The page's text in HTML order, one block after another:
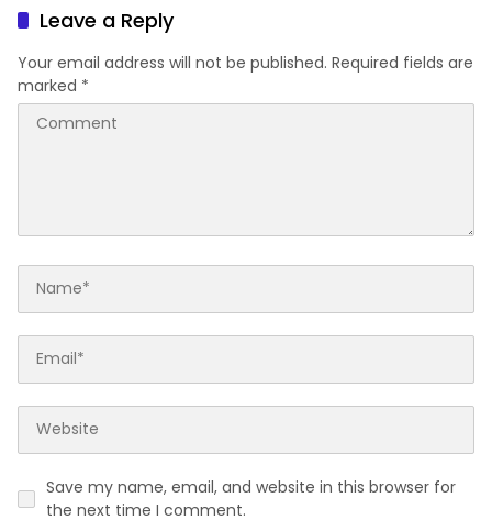
Leave a Reply
Your email address will not be published. Required fields are
marked *
Save my name, email, and website in this browser for
the next time I comment.